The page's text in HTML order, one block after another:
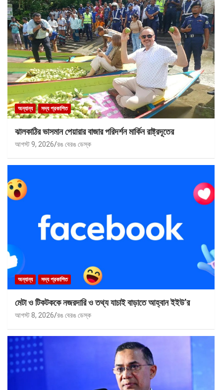
অন্যান্য সদ্য প্রকাশিত
ঝালকাঠির ভাসমান পেয়ারার বাজার পরিদর্শন মার্কিন রাষ্ট্রদূতের
আগস্ট 9, 2026 রঙ বেরঙ ডেস্ক
অন্যান্য সদ্য প্রকাশিত
মেটা ও টিকটককে নজরদারি ও তথ্য যাচাই বাড়াতে আহ্বান ইইউ’র
আগস্ট 8, 2026 রঙ বেরঙ ডেস্ক